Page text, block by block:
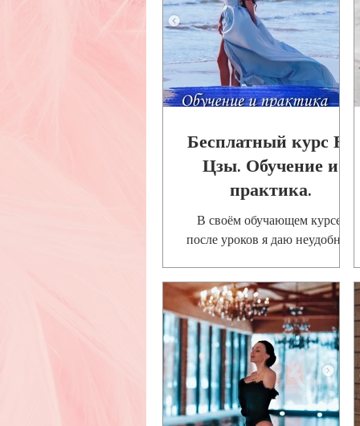
Бесплатный курс Ба
Цзы. Обучение и
практика.
В своём обучающем курсе,
после уроков я даю неудобные
анализ совместимости,
желательно для клиента,
желательно з